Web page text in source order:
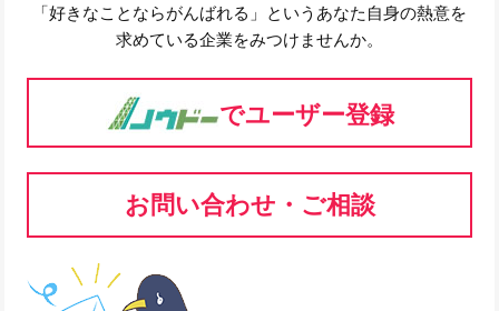
「好きなことならがんばれる」というあなた自身の熱意を
求めている企業をみつけませんか。
でユーザー登録
お問い合わせ・ご相談